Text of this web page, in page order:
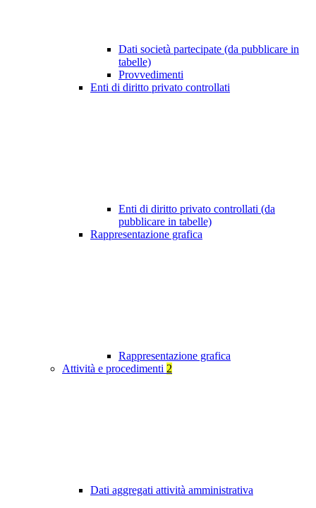
Dati società partecipate (da pubblicare in
tabelle)
Provvedimenti
Enti di diritto privato controllati
Enti di diritto privato controllati (da
pubblicare in tabelle)
Rappresentazione grafica
Rappresentazione grafica
Attività e procedimenti 2
Dati aggregati attività amministrativa